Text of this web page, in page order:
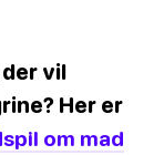
vil
Her er
om mad